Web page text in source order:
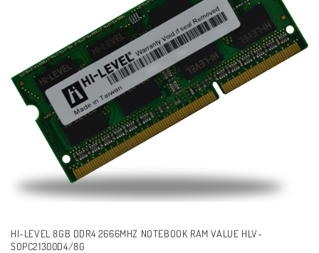
HI-LEVEL 8GB DDR4 2666MHZ NOTEBOOK RAM VALUE HLV-
SOPC21300D4/8G